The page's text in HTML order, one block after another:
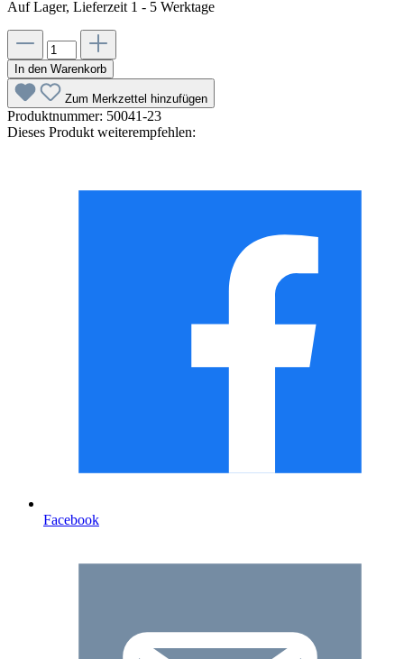
Auf Lager, Lieferzeit 1 - 5 Werktage
In den Warenkorb
Zum Merkzettel hinzufügen
Produktnummer: 50041-23
Dieses Produkt weiterempfehlen:
Facebook